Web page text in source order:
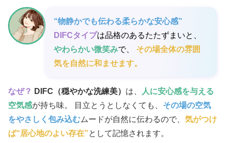
“物静かでも伝わる柔らかな安心感”
DIFCタイプは品格のあるたたずまいと、
やわらかい微笑みで、 その場全体の雰囲
気を自然に和ませます。
なぜ？ DIFC（穏やかな洗練美） は、
人に安心感を与える
空気感が持ち味。 目立とうとしなくても、 その場の空気
をやさしく包み込むムードが自然に伝わるので、 気がつけ
ば“居心地のよい存在”として記憶されます。